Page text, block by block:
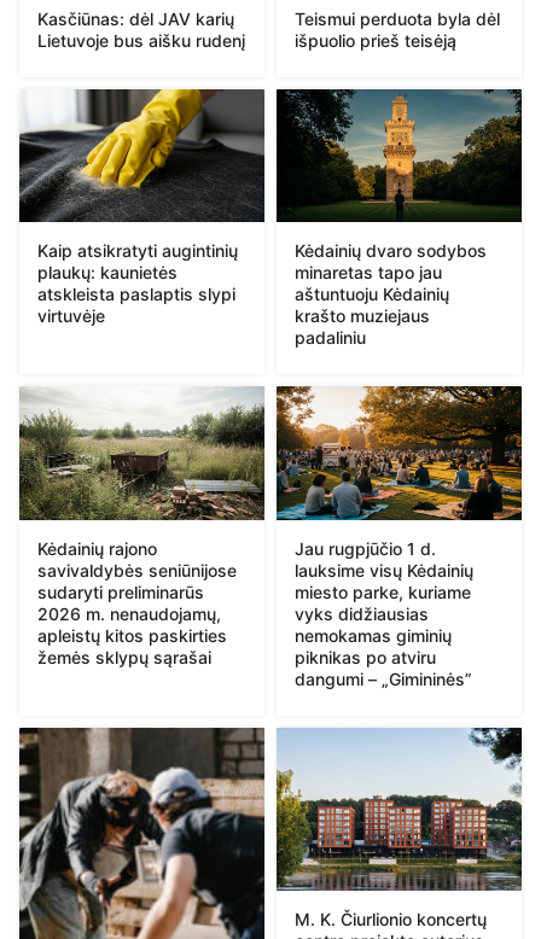
Kasčiūnas: dėl JAV karių
Lietuvoje bus aišku rudenį
Teismui perduota byla dėl
išpuolio prieš teisėją
Kaip atsikratyti augintinių
plaukų: kaunietės
atskleista paslaptis slypi
virtuvėje
Kėdainių dvaro sodybos
minaretas tapo jau
aštuntuoju Kėdainių
krašto muziejaus
padaliniu
Kėdainių rajono
savivaldybės seniūnijose
sudaryti preliminarūs
2026 m. nenaudojamų,
apleistų kitos paskirties
žemės sklypų sąrašai
Jau rugpjūčio 1 d.
lauksime visų Kėdainių
miesto parke, kuriame
vyks didžiausias
nemokamas giminių
piknikas po atviru
dangumi – „Gimininės”
M. K. Čiurlionio koncertų